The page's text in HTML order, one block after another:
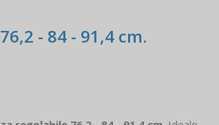
- 84 - 91,4 cm.